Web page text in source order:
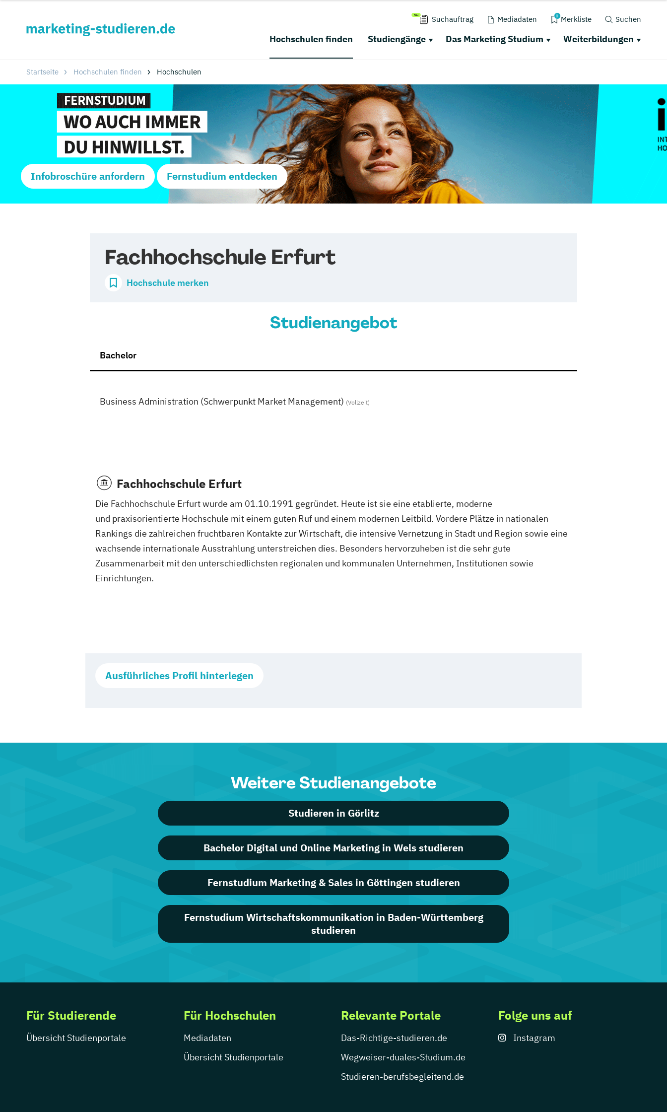
Suchauftrag Mediadaten 0 Merkliste Suchen
Hochschulen finden Studiengänge Das Marketing Studium Weiterbildungen
Startseite Hochschulen finden Hochschulen
Infobroschüre anfordern Fernstudium entdecken
Fachhochschule Erfurt
Hochschule merken
Studienangebot
Bachelor
Business Administration (Schwerpunkt Market Management) (Vollzeit)
Fachhochschule Erfurt
Die Fachhochschule Erfurt wurde am 01.10.1991 gegründet. Heute ist sie eine etablierte, moderne
und praxisorientierte Hochschule mit einem guten Ruf und einem modernen Leitbild. Vordere Plätze in nationalen
Rankings die zahlreichen fruchtbaren Kontakte zur Wirtschaft, die intensive Vernetzung in Stadt und Region sowie eine
wachsende internationale Ausstrahlung unterstreichen dies. Besonders hervorzuheben ist die sehr gute
Zusammenarbeit mit den unterschiedlichsten regionalen und kommunalen Unternehmen, Institutionen sowie
Einrichtungen.
Ausführliches Profil hinterlegen
Weitere Studienangebote
Studieren in Görlitz
Bachelor Digital und Online Marketing in Wels studieren
Fernstudium Marketing & Sales in Göttingen studieren
Fernstudium Wirtschaftskommunikation in Baden-Württemberg
studieren
Für Studierende
Übersicht Studienportale
Für Hochschulen
Mediadaten
Übersicht Studienportale
Relevante Portale
Das-Richtige-studieren.de
Wegweiser-duales-Studium.de
Studieren-berufsbegleitend.de
Folge uns auf
Instagram